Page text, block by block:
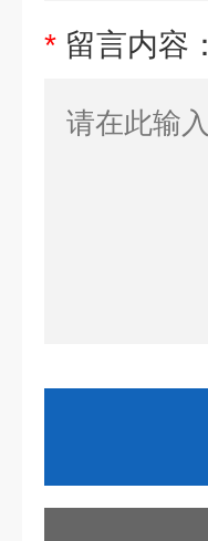
* 留言内容：